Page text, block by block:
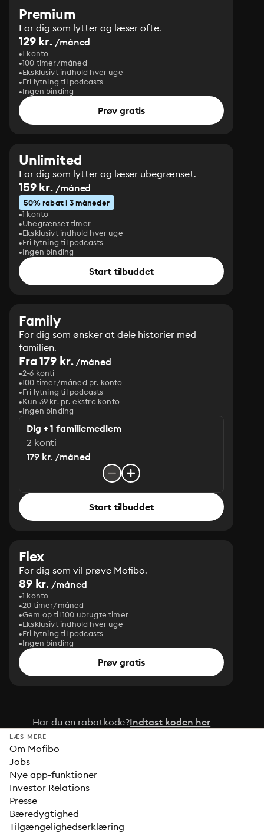
Premium
For dig som lytter og læser ofte.
129 kr. /måned
1 konto
100 timer/måned
Eksklusivt indhold hver uge
Fri lytning til podcasts
Ingen binding
Prøv gratis
Unlimited
For dig som lytter og læser ubegrænset.
159 kr. /måned
50% rabat i 3 måneder
1 konto
Ubegrænset timer
Eksklusivt indhold hver uge
Fri lytning til podcasts
Ingen binding
Start tilbuddet
Family
For dig som ønsker at dele historier med
familien.
Fra 179 kr./måned
2-6 konti
100 timer/måned pr. konto
Fri lytning til podcasts
Kun 39 kr. pr. ekstra konto
Ingen binding
Dig + 1 familiemedlem
2 konti
179 kr. /måned
Start tilbuddet
Flex
For dig som vil prøve Mofibo.
89 kr. /måned
1 konto
20 timer/måned
Gem op til 100 ubrugte timer
Eksklusivt indhold hver uge
Fri lytning til podcasts
Ingen binding
Prøv gratis
Har du en rabatkode?Indtast koden her
LÆS MERE
Om Mofibo
Jobs
Nye app-funktioner
Investor Relations
Presse
Bæredygtighed
Tilgængelighedserklæring